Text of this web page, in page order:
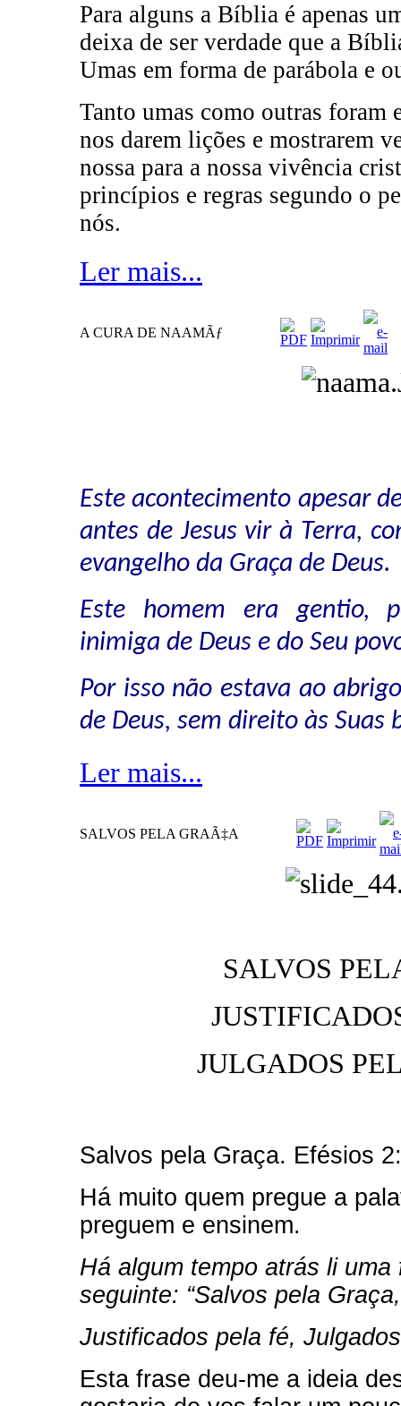
Para alguns a Bíblia é apenas
deixa de ser verdade que a
Umas em forma de parábola e
Tanto umas como outras foram
nos darem lições e mostrarem
nossa para a nossa vivência
princípios e regras segundo o
nós.
Ler mais...
A CURA DE NAAMÃƒ
Este acontecimento apesar
antes de Jesus vir à Terra,
evangelho da Graça de Deus.
Este homem era gentio,
inimiga de Deus e do Seu
Por isso não estava ao
de Deus, sem direito às Suas
Ler mais...
SALVOS PELA GRAÃ‡A
SALVOS
JULGADOS
Salvos pela Graça. Efésios
Há muito quem pregue a
preguem e ensinem.
Há algum tempo atrás li
seguinte: “Salvos pela Graça,
Justificados pela fé,
Esta frase deu-me a ideia